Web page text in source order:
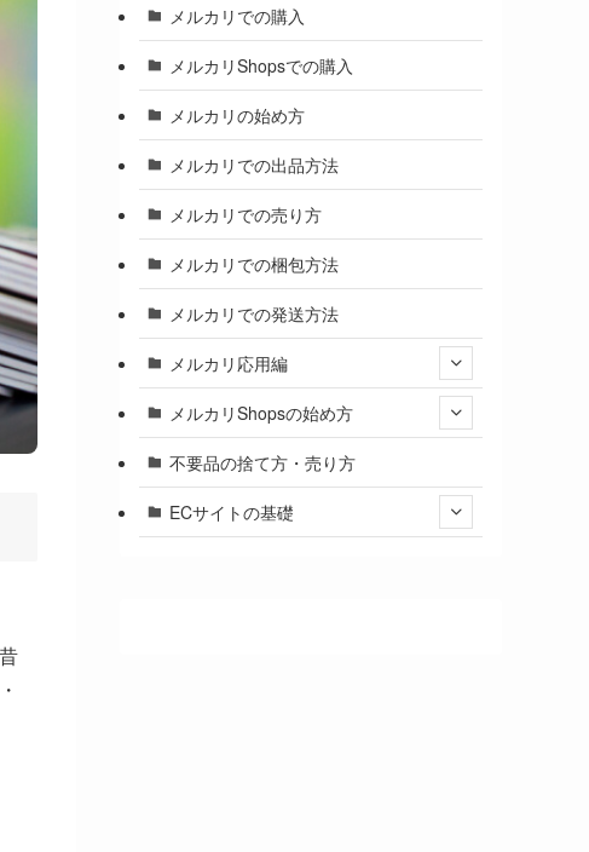
メルカリでの購入
メルカリShopsでの購入
メルカリの始め方
メルカリでの出品方法
メルカリでの売り方
メルカリでの梱包方法
メルカリでの発送方法
メルカリ応用編
メルカリShopsの始め方
不要品の捨て方・売り方
ECサイトの基礎